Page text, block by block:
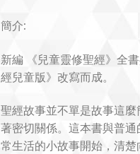
簡介:
新編 《兒童靈修聖經》全
經兒童版》改寫而成。
聖經故事並不單是故事這
著密切關係。這本書與普
常生活的小故事開始，清